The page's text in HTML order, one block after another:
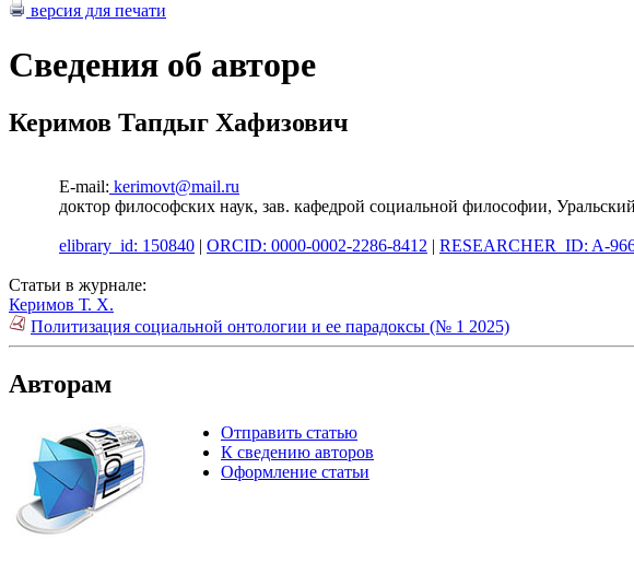
версия для печати
Сведения об авторе
Керимов Тапдыг Хафизович
E-mail: kerimovt@mail.ru
доктор философских наук, зав. кафедрой социальной философии,
elibrary_id: 150840 | ORCID: 0000-0002-2286-8412 | RESEARCHER_ID: A-
Статьи в журнале:
Керимов Т. Х.
Политизация социальной онтологии и ее парадоксы (№ 1 2025)
Авторам
Отправить статью
К сведению авторов
Оформление статьи